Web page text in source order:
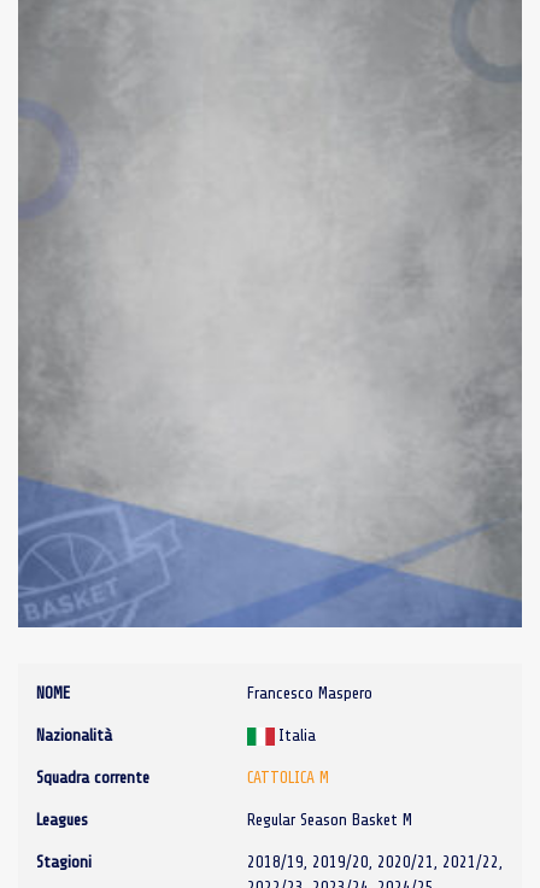
NOME Francesco Maspero
Nazionalità Italia
Squadra corrente CATTOLICA M
Leagues Regular Season Basket M
Stagioni
2018/19, 2019/20, 2020/21, 2021/22,